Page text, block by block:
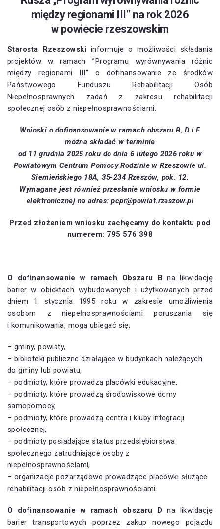
między regionami III” na rok 2026
w powiecie rzeszowskim
Starosta Rzeszowski informuje o możliwości składania
projektów w ramach ”Programu wyrównywania różnic
między regionami III” o dofinansowanie ze środków
Państwowego Funduszu Rehabilitacji Osób
Niepełnosprawnych zadań z zakresu rehabilitacji
społecznej osób z niepełnosprawnościami.
Wnioski o dofinansowanie w ramach obszaru B, D i F
można składać w terminie
od 11 grudnia 2025 roku do dnia 6 lutego 2026 roku w
Powiatowym Centrum Pomocy Rodzinie w Rzeszowie ul.
Siemieńskiego 18A, 35-234 Rzeszów, pok. 12.
Wymagane jest również przesłanie wniosku w formie
elektronicznej na adres: pcpr@powiat.rzeszow.pl
Przed złożeniem wniosku zachęcamy do kontaktu pod
numerem: 795 576 398
O dofinansowanie w ramach Obszaru Bna likwidację
barier w obiektach wybudowanych i użytkowanych przed
dniem 1 stycznia 1995 roku w zakresie umożliwienia
osobom z niepełnosprawnościami poruszania się
i komunikowania, mogą ubiegać się:
– gminy, powiaty,
– biblioteki publiczne działające w budynkach należących
do gminy lub powiatu,
– podmioty, które prowadzą placówki edukacyjne,
– podmioty, które prowadzą środowiskowe domy
samopomocy,
– podmioty, które prowadzą centra i kluby integracji
społecznej,
– podmioty posiadające status przedsiębiorstwa
społecznego zatrudniające osoby z
niepełnosprawnościami,
– organizacje pozarządowe prowadzące placówki służące
rehabilitacji osób z niepełnosprawnościami.
O dofinansowanie w ramach obszaru D na likwidację
barier transportowych poprzez zakup nowego pojazdu